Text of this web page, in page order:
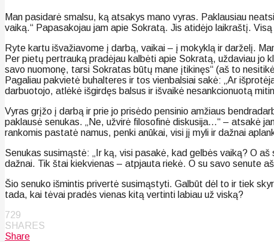
Man pasidarė smalsu, ką atsakys mano vyras. Paklausiau
vaiką.“ Papasakojau jam apie Sokratą. Jis atidėjo laikraštį.
Ryte kartu išvažiavome į darbą, vaikai – į mokyklą ir darželį.
Per pietų pertrauką pradėjau kalbėti apie Sokratą, uždaviau jo
savo nuomonę, tarsi Sokratas būtų mane įtikinęs“ (aš to
Pagaliau pakvietė buhalteres ir tos vienbalsiai sakė: „Ar
darbuotojo, atlėkė išgirdęs balsus ir išvaikė nesankcionuotą
Vyras grįžo į darbą ir prie jo prisėdo pensinio amžiaus
paklausė senukas. „Ne, užvirė filosofinė diskusija…“ – atsakė
rankomis pastatė namus, penki anūkai, visi jį myli ir dažnai
Senukas susimąstė: „Ir ką, visi pasakė, kad gelbės vaiką? O
dažnai. Tik štai kiekvienas – atpjauta riekė. O su savo senute
Šio senuko išmintis privertė susimąstyti. Galbūt dėl to ir tiek
tada, kai tėvai pradės vienas kitą vertinti labiau už viską?
729
SHARES
Share